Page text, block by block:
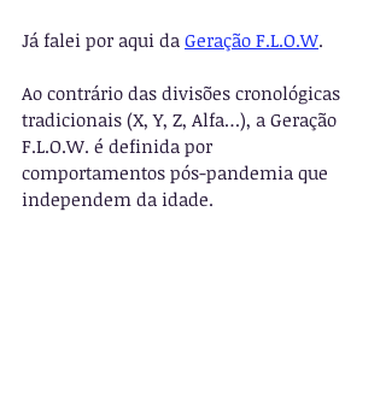
Já falei por aqui da Geração F.L.O.W.
Ao contrário das divisões cronológicas
tradicionais (X, Y, Z, Alfa…), a Geração
F.L.O.W. é definida por
comportamentos pós-pandemia que
independem da idade.